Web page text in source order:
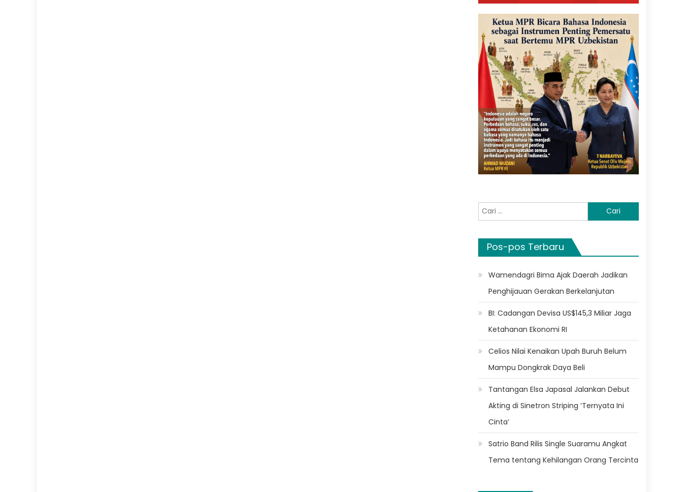
Cari
untuk:
Pos-pos Terbaru
Wamendagri Bima Ajak Daerah Jadikan
Penghijauan Gerakan Berkelanjutan
BI: Cadangan Devisa US$145,3 Miliar Jaga
Ketahanan Ekonomi RI
Celios Nilai Kenaikan Upah Buruh Belum
Mampu Dongkrak Daya Beli
Tantangan Elsa Japasal Jalankan Debut
Akting di Sinetron Striping ‘Ternyata Ini
Cinta’
Satrio Band Rilis Single Suaramu Angkat
Tema tentang Kehilangan Orang Tercinta